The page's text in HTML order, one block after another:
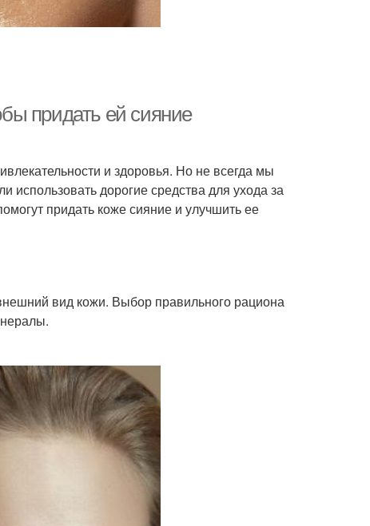
придать ей сияние
и здоровья. Но не всегда мы
использовать дорогие средства для ухода за
придать коже сияние и улучшить ее
вид кожи. Выбор правильного рациона